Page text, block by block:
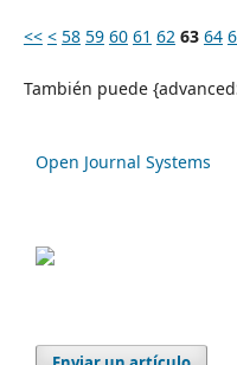
<< < 58 59 60 61 62 63 64
También puede
Open Journal Systems